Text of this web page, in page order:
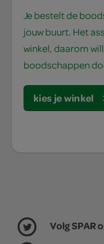
Je bestelt de
jouw buurt. Het
winkel, daarom
boodschappen
kies je winkel
Volg SPAR